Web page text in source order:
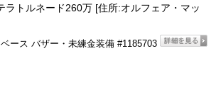
ラトルネード260万 [住所:オルフェア・マッ
ース バザー・未練金装備 #1185703